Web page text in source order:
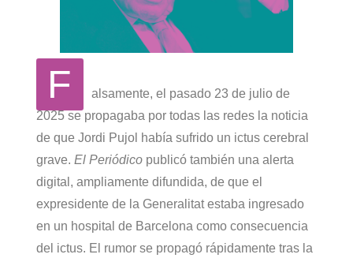
F
alsamente, el pasado 23 de julio de
2025 se propagaba por todas las redes la noticia
de que Jordi Pujol había sufrido un ictus cerebral
grave. El Periódicopublicó también una alerta
digital, ampliamente difundida, de que el
expresidente de la Generalitat estaba ingresado
en un hospital de Barcelona como consecuencia
del ictus. El rumor se propagó rápidamente tras la